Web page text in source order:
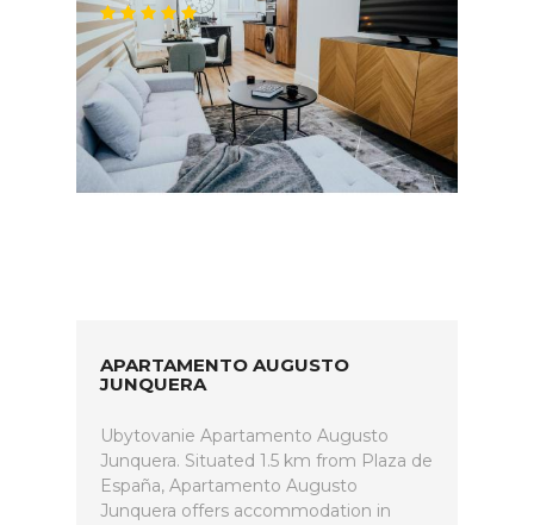
APARTAMENTO AUGUSTO
JUNQUERA
Ubytovanie Apartamento Augusto
Junquera. Situated 1.5 km from Plaza de
España, Apartamento Augusto
Junquera offers accommodation in